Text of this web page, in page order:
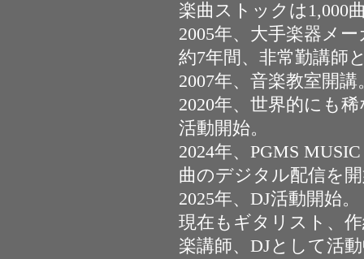
楽曲ストックは1,000
2005年、大手楽器メ
約7年間、非常勤講師
2007年、音楽教室開講
2020年、世界的にも
活動開始。
2024年、PGMS
曲のデジタル配信を
2025年、DJ活動開始。
現在もギタリスト、
楽講師、DJとして活